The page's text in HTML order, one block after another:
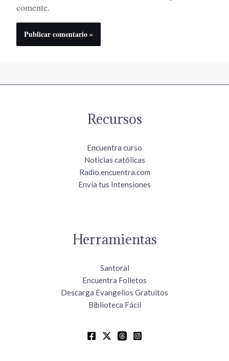
comente.
Recursos
Encuentra curso
Noticias católicas
Radio.encuentra.com
Envía tus Intensiones
Herramientas
Santoral
Encuentra Folletos
Descarga Evangelios Gratuitos
Biblioteca Fácil